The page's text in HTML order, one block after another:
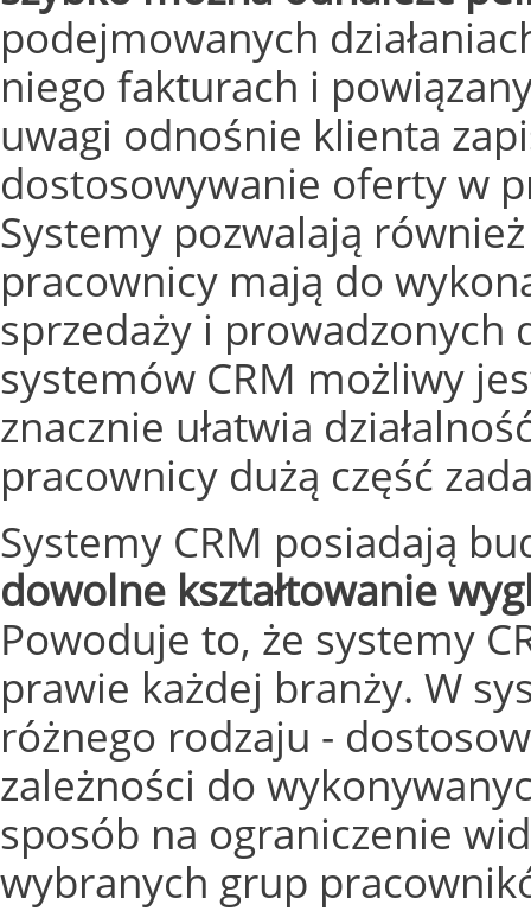
podejmowanych
niego fakturach i
uwagi odnośnie klienta
dostosowywanie oferty w
Systemy pozwalają
pracownicy mają do
sprzedaży i prowadzonych
systemów CRM możliwy
znacznie ułatwia
pracownicy dużą część
Systemy CRM posiadają
dowolne kształtowanie
Powoduje to, że systemy
prawie każdej branży. W
różnego rodzaju -
zależności do
sposób na ograniczenie
wybranych grup